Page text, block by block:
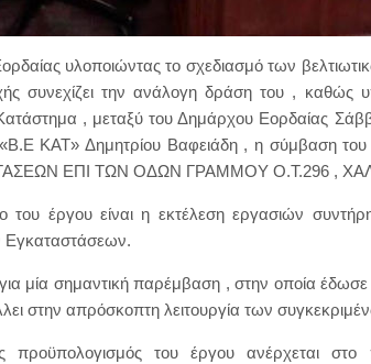
υλοποιώντας το σχεδιασμό των
συνεχίζει την ανάλογη δράση του ,
, μεταξύ του Δημάρχου Εορδαίας
«Β.Ε ΚΑΤ» Δημητρίου Βαφειάδη , η
ΕΠΙ ΤΩΝ ΟΔΩΝ ΓΡΑΜΜΟΥ Ο.Τ.296 ,
του έργου είναι η εκτέλεση εργασιών
Εγκαταστάσεων.
για μία σημαντική παρέμβαση , στην οποία
στην απρόσκοπτη λειτουργία των
προϋπολογισμός του έργου ανέρχεται